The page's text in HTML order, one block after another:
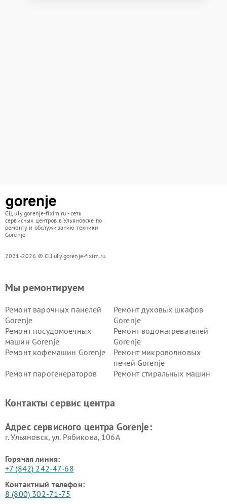
СЦ uly.gorenje-fixim.ru - сеть
сервисных центров в Ульяновске по
ремонту и обслуживанию техники
Gorenje
2021-2026 © СЦ uly.gorenje-fixim.ru
Мы ремонтируем
Ремонт варочных панелей
Gorenje
Ремонт духовых шкафов
Gorenje
Ремонт посудомоечных
машин Gorenje
Ремонт водонагревателей
Gorenje
Ремонт кофемашин Gorenje
Ремонт микроволновых
печей Gorenje
Ремонт парогенераторов
Ремонт стиральных машин
Контакты сервис центра
Адрес сервисного центра Gorenje:
г. Ульяновск, ул. Рябикова, 106А
Горячая линия:
+7 (842) 242-47-68
Контактный телефон:
8 (800) 302-71-75